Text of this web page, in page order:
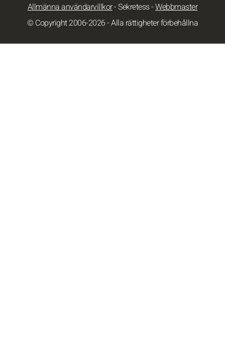
Allmänna användarvillkor-Sekretess-Webbmaster
© Copyright 2006-2026 - Alla rättigheter förbehållna